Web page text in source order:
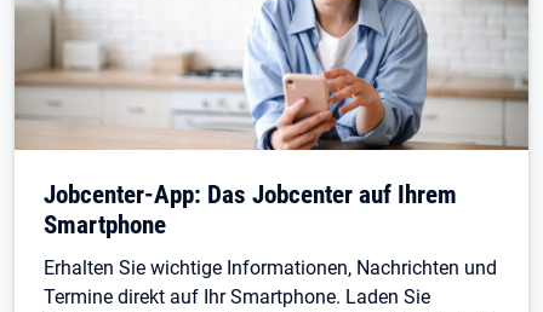
Jobcenter-App: Das Jobcenter auf Ihrem
Smartphone
Erhalten Sie wichtige Informationen, Nachrichten und
Termine direkt auf Ihr Smartphone. Laden Sie